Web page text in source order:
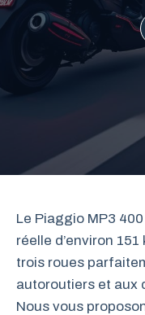
Le Piaggio MP3
réelle d’environ
trois roues
autoroutiers et aux
Nous vous